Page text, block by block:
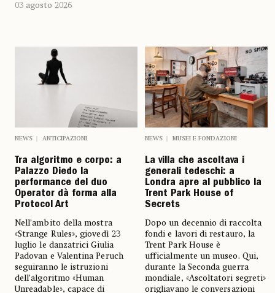
03 agosto 2026
NEWS ANTICIPAZIONI
Tra algoritmo e corpo: a
Palazzo Diedo la
performance del duo
Operator dà forma alla
Protocol Art
Nell’ambito della mostra
«Strange Rules», giovedì 23
luglio le danzatrici Giulia
Padovan e Valentina Peruch
seguiranno le istruzioni
dell’algoritmo «Human
Unreadable», capace di
NEWS MUSEI E FONDAZIONI
La villa che ascoltava i
generali tedeschi: a
Londra apre al pubblico la
Trent Park House of
Secrets
Dopo un decennio di raccolta
fondi e lavori di restauro, la
Trent Park House è
ufficialmente un museo. Qui,
durante la Seconda guerra
mondiale, «Ascoltatori segreti»
origliavano le conversazioni